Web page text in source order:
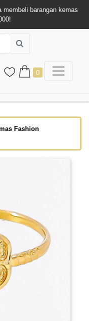
membeli barangan kemas
0
Fashion